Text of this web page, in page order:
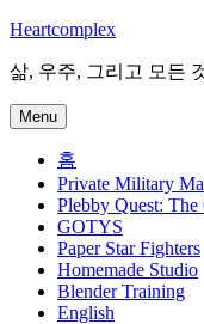
Skip
content
Heartcomplex
삶, 우주, 그리고 모든
Menu
홈
Private Military
Plebby Quest: The
GOTYS
Paper Star Fighters
Homemade Studio
Blender Training
English